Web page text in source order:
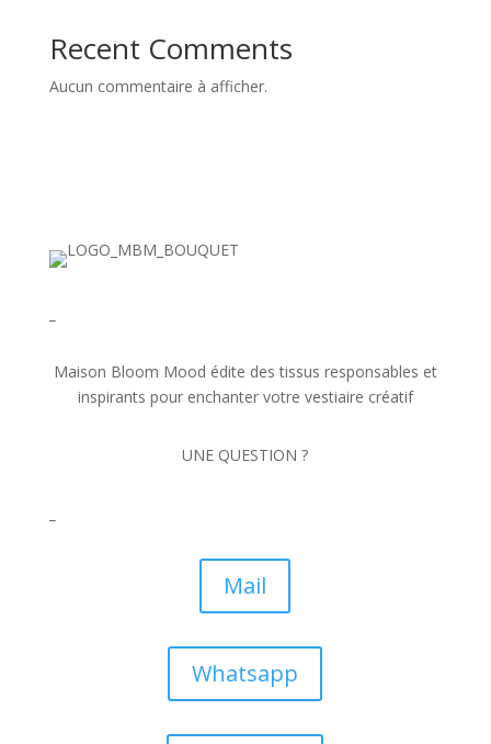
Recent Comments
Aucun commentaire à afficher.
Maison Bloom Mood édite des tissus responsables et
inspirants pour enchanter votre vestiaire créatif
UNE QUESTION ?
Mail
Whatsapp